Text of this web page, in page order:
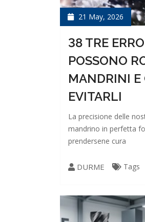
21 May, 2026
38 TRE
POSSONO
MANDRINI E
EVITARLI
La precisione delle
mandrino in perfetta
prendersene cura
DURME Tags